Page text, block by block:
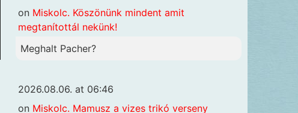
on Miskolc. Köszönünk mindent amit
megtanítottál nekünk!
Meghalt Pacher?
2026.08.06. at 06:46
on Miskolc. Mamusz a vizes trikó verseny